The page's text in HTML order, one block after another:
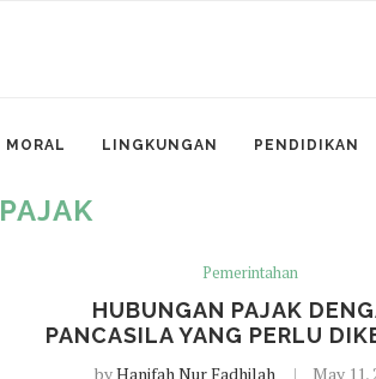
MORAL LINGKUNGAN PENDIDIKAN
PAJAK
Pemerintahan
HUBUNGAN PAJAK
PANCASILA YANG PERLU
byHanifah Nur Fadhilah May 11,